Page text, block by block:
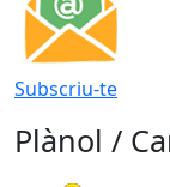
Subscriu-te
Plànol /